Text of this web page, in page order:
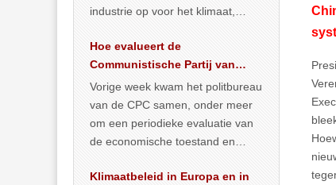
industrie op voor het klimaat,
vergroening… >> lees meer
Hoe evalueert de
Communistische Partij van
China de economische
toestand?
Vorige week kwam het politbureau
van de CPC samen, onder meer
om een periodieke evaluatie van
de economische toestand en
publiceerden… >> lees meer
Klimaatbeleid in Europa en in